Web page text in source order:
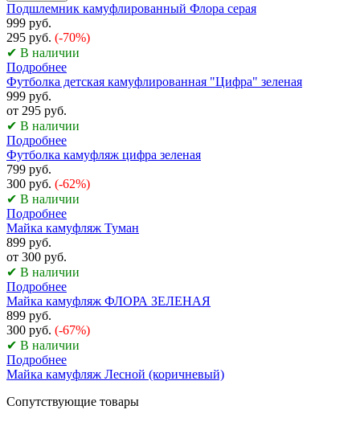
Подшлемник камуфлированный Флора серая
999 руб.
295 руб. (-70%)
✔ В наличии
Подробнее
Футболка детская камуфлированная "Цифра" зеленая
999 руб.
от 295 руб.
✔ В наличии
Подробнее
Футболка камуфляж цифра зеленая
799 руб.
300 руб. (-62%)
✔ В наличии
Подробнее
Майка камуфляж Туман
899 руб.
от 300 руб.
✔ В наличии
Подробнее
Майка камуфляж ФЛОРА ЗЕЛЕНАЯ
899 руб.
300 руб. (-67%)
✔ В наличии
Подробнее
Майка камуфляж Лесной (коричневый)
Сопутствующие товары